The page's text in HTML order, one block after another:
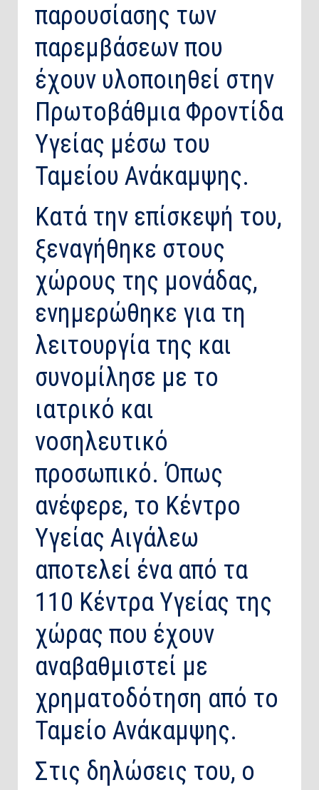
παρουσίασης των
παρεμβάσεων που
έχουν υλοποιηθεί στην
Πρωτοβάθμια Φροντίδα
Υγείας μέσω του
Ταμείου Ανάκαμψης.
Κατά την επίσκεψή του,
ξεναγήθηκε στους
χώρους της μονάδας,
ενημερώθηκε για τη
λειτουργία της και
συνομίλησε με το
ιατρικό και
νοσηλευτικό
προσωπικό. Όπως
ανέφερε, το Κέντρο
Υγείας Αιγάλεω
αποτελεί ένα από τα
110 Κέντρα Υγείας της
χώρας που έχουν
αναβαθμιστεί με
χρηματοδότηση από το
Ταμείο Ανάκαμψης.
Στις δηλώσεις του, ο